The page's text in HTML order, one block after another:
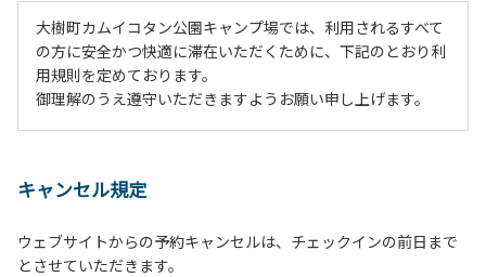
大樹町カムイコタン公園キャンプ場では、利用されるすべて
の方に安全かつ快適に滞在いただくために、下記のとおり利
用規則を定めております。
御理解のうえ遵守いただきますようお願い申し上げます。
２、中学生以下だけでの利用はできません。高校生以上の方
３、テントサイト（多目的広場を含む。）の使用は、事前に
予約いただいた方のみで、連泊の方を除き、正午からです。
キャンセル規定
ウェブサイトからの予約キャンセルは、チェックインの前日まで
とさせていただきます。